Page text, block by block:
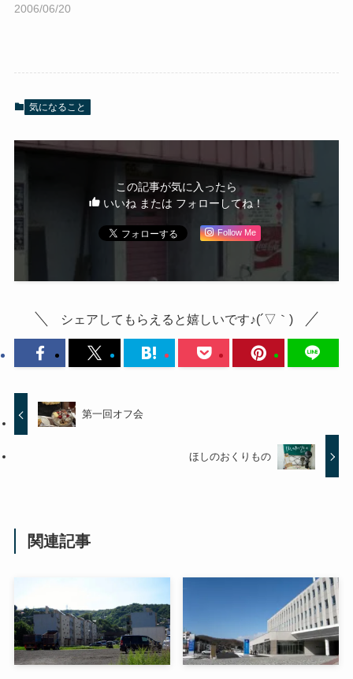
2006/06/20
気になること
この記事が気に入ったら
いいね または フォローしてね！
Follow Me
シェアしてもらえると嬉しいです♪(´▽｀)
第一回オフ会
ほしのおくりもの
関連記事